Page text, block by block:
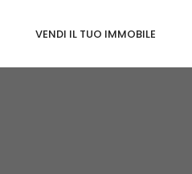
VENDI IL TUO IMMOBILE